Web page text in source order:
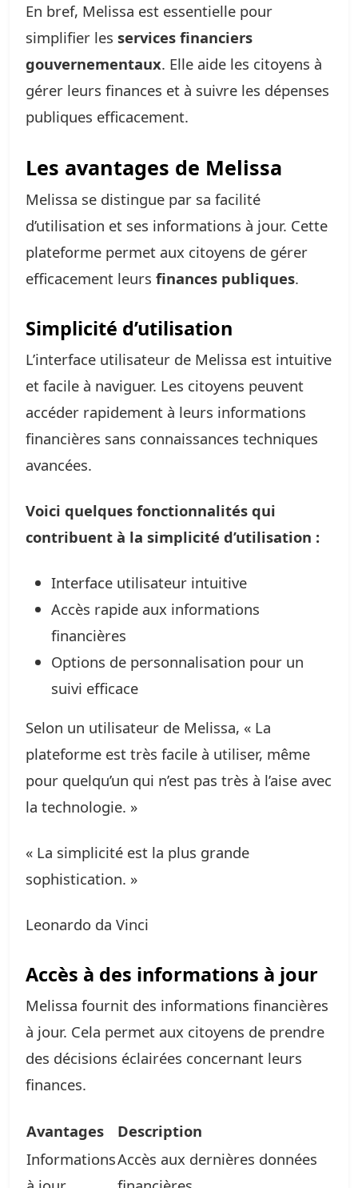
En bref, Melissa est essentielle pour
simplifier les services financiers
gouvernementaux. Elle aide les citoyens à
gérer leurs finances et à suivre les dépenses
publiques efficacement.
Les avantages de Melissa
Melissa se distingue par sa facilité
d’utilisation et ses informations à jour. Cette
plateforme permet aux citoyens de gérer
efficacement leurs finances publiques.
Simplicité d’utilisation
L’interface utilisateur de Melissa est intuitive
et facile à naviguer. Les citoyens peuvent
accéder rapidement à leurs informations
financières sans connaissances techniques
avancées.
Voici quelques fonctionnalités qui
contribuent à la simplicité d’utilisation :
Interface utilisateur intuitive
Accès rapide aux informations
financières
Options de personnalisation pour un
suivi efficace
Selon un utilisateur de Melissa, « La
plateforme est très facile à utiliser, même
pour quelqu’un qui n’est pas très à l’aise avec
la technologie. »
« La simplicité est la plus grande
sophistication. »
Leonardo da Vinci
Accès à des informations à jour
Melissa fournit des informations financières
à jour. Cela permet aux citoyens de prendre
des décisions éclairées concernant leurs
finances.
Avantages
Description
InformationsAccès aux dernières données